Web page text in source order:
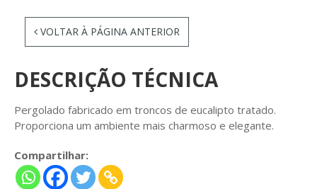
VOLTAR À PÁGINA ANTERIOR
DESCRIÇÃO TÉCNICA
Pergolado fabricado em troncos de eucalipto tratado.
Proporciona um ambiente mais charmoso e elegante.
Compartilhar: